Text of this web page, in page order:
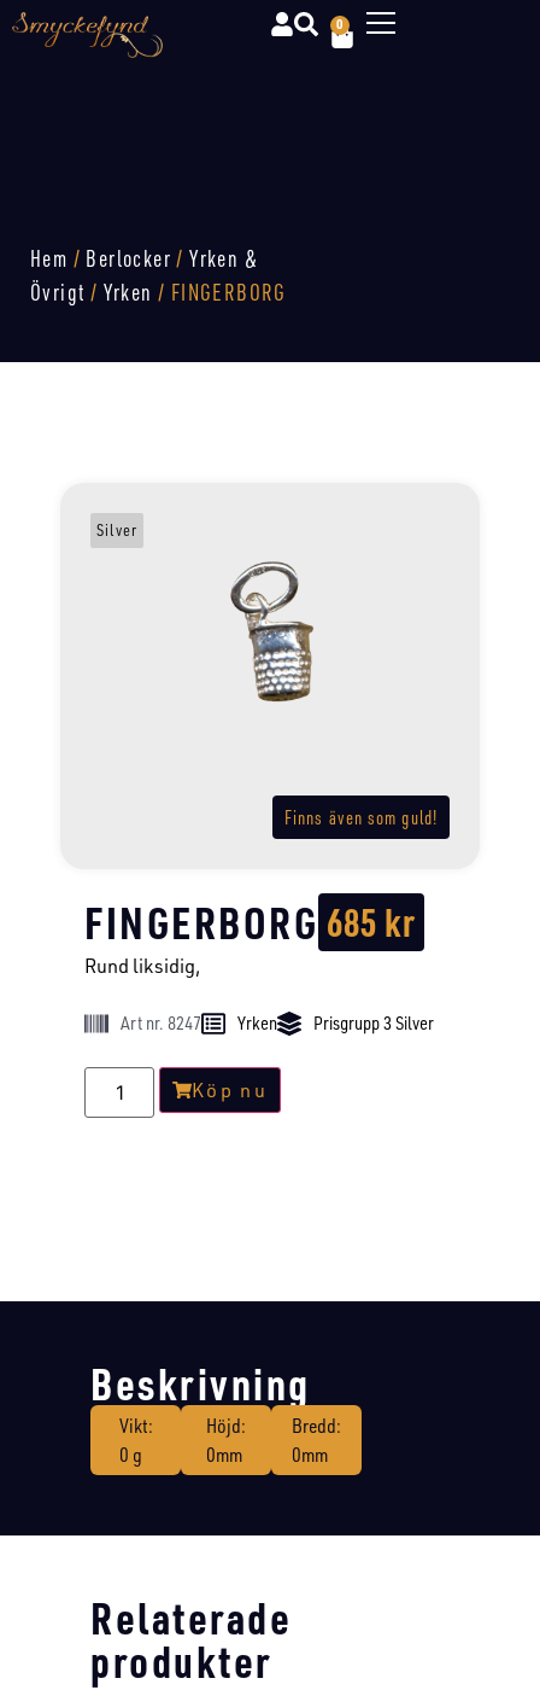
0
Hem / Berlocker /Yrken &
Övrigt / Yrken / FINGERBORG
Finns även som guld!
Silver
FINGERBORG 685kr
Rund liksidig,
Art nr. 8247 Yrken Prisgrupp 3 Silver
Köp nu
Beskrivning
Vikt:
0 g
Höjd:
0mm
Bredd:
0mm
Relaterade
produkter